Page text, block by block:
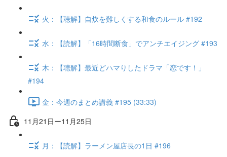
火：【聴解】自炊を難しくする和食のルール #192
水：【読解】「16時間断食」でアンチエイジング #193
木：【聴解】最近どハマりしたドラマ「恋です！」
#194
金：今週のまとめ講義 #195 (33:33)
11月21日ー11月25日
月：【読解】ラーメン屋店長の1日 #196